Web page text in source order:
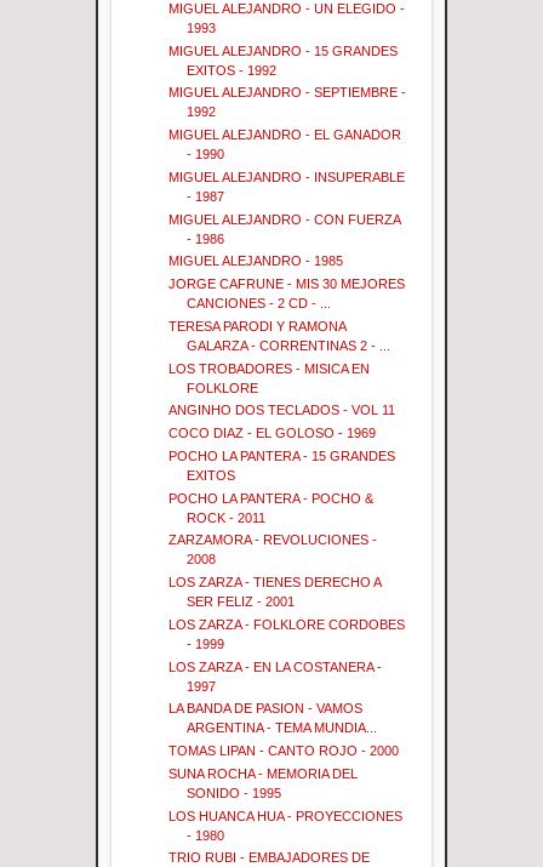
MIGUEL ALEJANDRO - UN ELEGIDO -
1993
MIGUEL ALEJANDRO - 15 GRANDES
EXITOS - 1992
MIGUEL ALEJANDRO - SEPTIEMBRE -
1992
MIGUEL ALEJANDRO - EL GANADOR
- 1990
MIGUEL ALEJANDRO - INSUPERABLE
- 1987
MIGUEL ALEJANDRO - CON FUERZA
- 1986
MIGUEL ALEJANDRO - 1985
JORGE CAFRUNE - MIS 30 MEJORES
CANCIONES - 2 CD - ...
TERESA PARODI Y RAMONA
GALARZA - CORRENTINAS 2 - ...
LOS TROBADORES - MISICA EN
FOLKLORE
ANGINHO DOS TECLADOS - VOL 11
COCO DIAZ - EL GOLOSO - 1969
POCHO LA PANTERA - 15 GRANDES
EXITOS
POCHO LA PANTERA - POCHO &
ROCK - 2011
ZARZAMORA - REVOLUCIONES -
2008
LOS ZARZA - TIENES DERECHO A
SER FELIZ - 2001
LOS ZARZA - FOLKLORE CORDOBES
- 1999
LOS ZARZA - EN LA COSTANERA -
1997
LA BANDA DE PASION - VAMOS
ARGENTINA - TEMA MUNDIA...
TOMAS LIPAN - CANTO ROJO - 2000
SUNA ROCHA - MEMORIA DEL
SONIDO - 1995
LOS HUANCA HUA - PROYECCIONES
- 1980
TRIO RUBI - EMBAJADORES DE